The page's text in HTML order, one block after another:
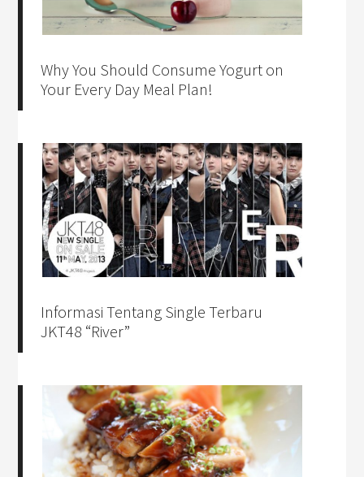
Why You Should Consume Yogurt on
Your Every Day Meal Plan!
Informasi Tentang Single Terbaru
JKT48 “River”